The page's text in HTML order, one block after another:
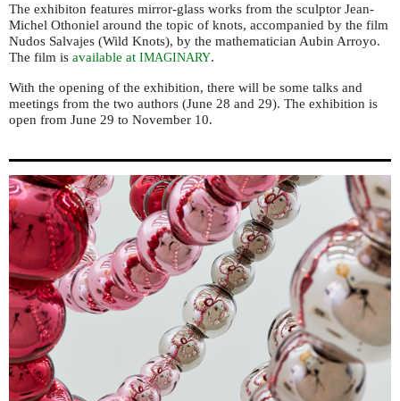
The exhibiton features mirror-glass works from the sculptor Jean-
Michel Othoniel around the topic of knots, accompanied by the film
Nudos Salvajes (Wild Knots), by the mathematician Aubin Arroyo.
The film is available at IMAGINARY.
With the opening of the exhibition, there will be some talks and
meetings from the two authors (June 28 and 29). The exhibition is
open from June 29 to November 10.